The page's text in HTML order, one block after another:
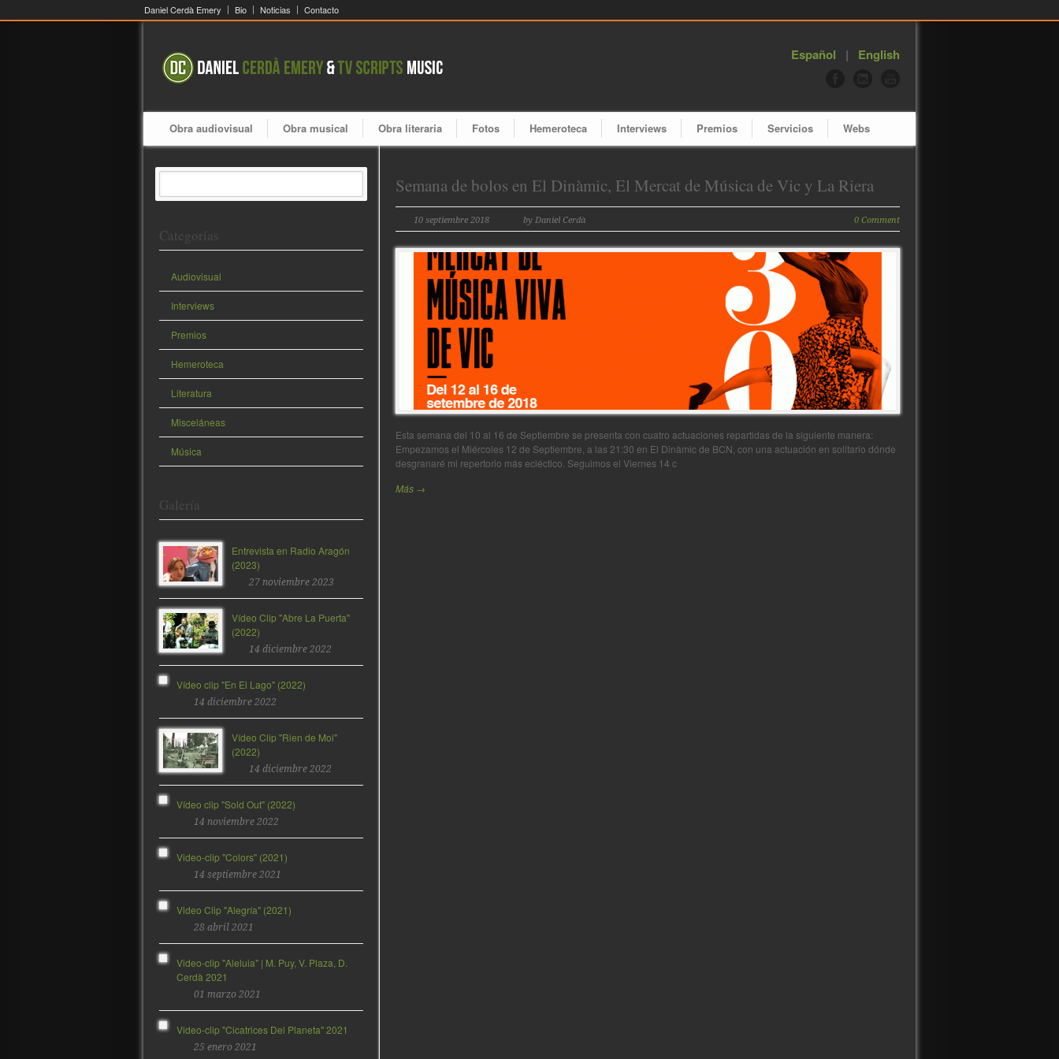
Daniel Cerdà Emery Bio Noticias Contacto
Español | English
Obra audiovisual Obra musical Obra literaria Fotos Hemeroteca Interviews Premios Servicios Webs
Semana de bolos en El Dinàmic, El Mercat de Música de Vic y La Riera
10 septiembre 2018 by Daniel Cerdà 0 Comment
Esta semana del 10 al 16 de Septiembre se presenta con cuatro actuaciones repartidas de la siguiente manera:
Empezamos el Miércoles 12 de Septiembre, a las 21:30 en El Dinàmic de BCN, con una actuación en solitario dónde
desgranaré mi repertorio más ecléctico. Seguimos el Viernes 14 c
Más →
Categorías
Audiovisual
Interviews
Premios
Hemeroteca
Literatura
Misceláneas
Música
Galería
Entrevista en Radio Aragón
(2023)
27 noviembre 2023
Vídeo Clip "Abre La Puerta"
(2022)
14 diciembre 2022
Vídeo clip "En El Lago" (2022)
14 diciembre 2022
Vídeo Clip "Rien de Moi"
(2022)
14 diciembre 2022
Vídeo clip "Sold Out" (2022)
14 noviembre 2022
Video-clip "Colors" (2021)
14 septiembre 2021
Video Clip "Alegría" (2021)
28 abril 2021
Video-clip "Aleluia" | M. Puy, V. Plaza, D.
Cerdà 2021
01 marzo 2021
Video-clip "Cicatrices Del Planeta" 2021
25 enero 2021